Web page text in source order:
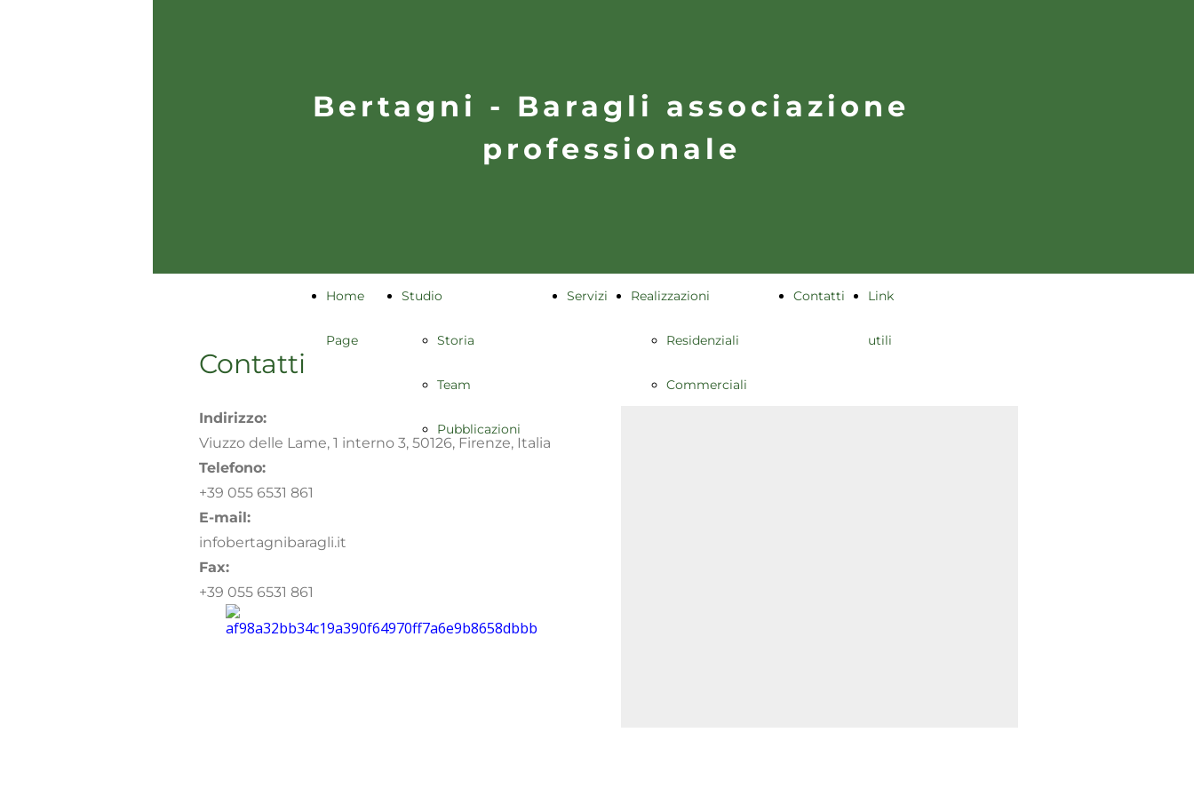
Bertagni - Baragli associazione
professionale
Home
Page
Studio
Storia
Team
Pubblicazioni
Servizi Realizzazioni
Residenziali
Commerciali
Contatti Link
utili
Contatti
Indirizzo:
Viuzzo delle Lame, 1 interno 3, 50126, Firenze, Italia
Telefono:
+39 055 6531 861
E-mail:
infobertagnibaragli.it
Fax:
+39 055 6531 861